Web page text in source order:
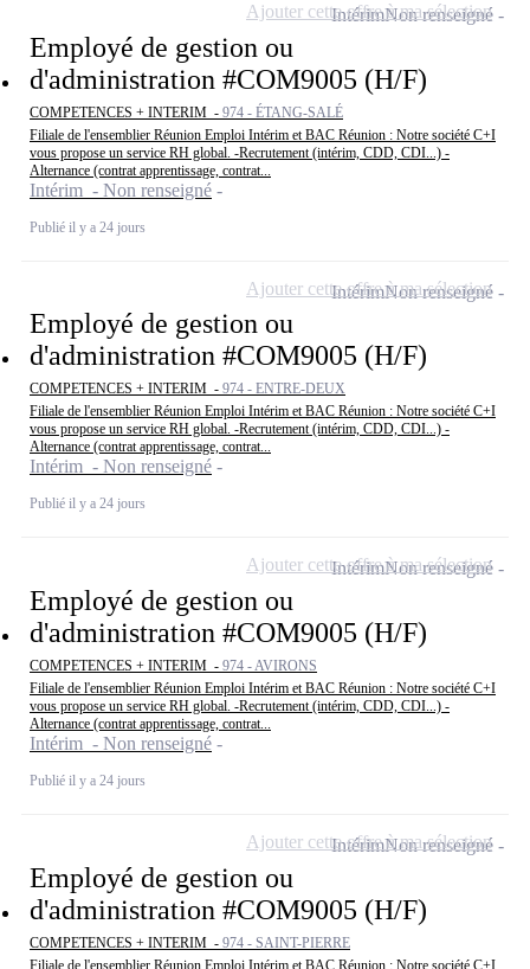
Employé de gestion ou
d'administration #COM9005 (H/F)
COMPETENCES + INTERIM - 974 - ÉTANG-SALÉ
Filiale de l'ensemblier Réunion Emploi Intérim et BAC Réunion : Notre société C+I
vous propose un service RH global. -Recrutement (intérim, CDD, CDI...) -
Alternance (contrat apprentissage, contrat...
Intérim - Non renseigné
Publié il y a 24 jours
IntérimNon renseigné
Ajouter cette offre à ma sélection
Employé de gestion ou
d'administration #COM9005 (H/F)
COMPETENCES + INTERIM - 974 - ENTRE-DEUX
Filiale de l'ensemblier Réunion Emploi Intérim et BAC Réunion : Notre société C+I
vous propose un service RH global. -Recrutement (intérim, CDD, CDI...) -
Alternance (contrat apprentissage, contrat...
Intérim - Non renseigné
Publié il y a 24 jours
IntérimNon renseigné
Ajouter cette offre à ma sélection
Employé de gestion ou
d'administration #COM9005 (H/F)
COMPETENCES + INTERIM - 974 - AVIRONS
Filiale de l'ensemblier Réunion Emploi Intérim et BAC Réunion : Notre société C+I
vous propose un service RH global. -Recrutement (intérim, CDD, CDI...) -
Alternance (contrat apprentissage, contrat...
Intérim - Non renseigné
Publié il y a 24 jours
IntérimNon renseigné
Ajouter cette offre à ma sélection
Employé de gestion ou
d'administration #COM9005 (H/F)
COMPETENCES + INTERIM - 974 - SAINT-PIERRE
IntérimNon renseigné
Ajouter cette offre à ma sélection